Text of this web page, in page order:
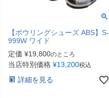
【ボウリングシューズ ABS】S-
999W ワイド
定価 ¥19,800のところ
当店特別価格 ¥13,200税込
詳細を見る